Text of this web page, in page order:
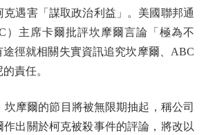
克遇害「謀取政治利益」。美國聯邦通
）主席卡爾批評坎摩爾言論「極為不
途徑就相關失實資訊追究坎摩爾、ABC
責任。
爾的節目將被無限期抽起，稱公司
作出關於柯克被殺事件的評論，將改以